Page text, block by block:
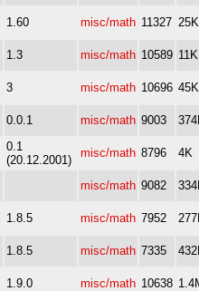
1.60 misc/math 11327 25K
1.3 misc/math 10589 11K
3 misc/math 10696 45K
0.0.1 misc/math 9003
0.1
(20.12.2001)
misc/math 8796 4K
misc/math 9082
1.8.5 misc/math 7952
1.8.5 misc/math 7335
1.9.0 misc/math 10638